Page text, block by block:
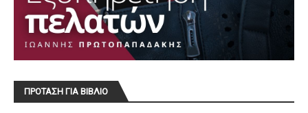
ΠΡΟΤΑΣΗ ΓΙΑ ΒΙΒΛΙΟ